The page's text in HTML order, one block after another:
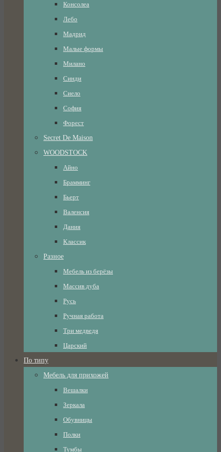
Консолеа
Лебо
Мадрид
Малые формы
Милано
Синди
Сиело
София
Форест
Secret De Maison
WOODSTOCK
Айно
Брамминг
Бьерт
Валенсия
Дания
Классик
Разное
Мебель из берёзы
Массив дуба
Русь
Ручная работа
Три медведя
Царский
По типу
Мебель для прихожей
Вешалки
Зеркала
Обувницы
Полки
Тумбы